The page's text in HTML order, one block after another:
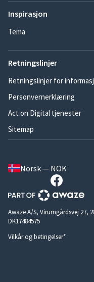
Inspirasjon
Tema
Retningslinjer
Retningslinjer for
Personvernerklæring
Act on Digital tjenester
Sitemap
Norsk — NOK
Awaze A/S, Virumgårdsvej 27,
DK17484575
Vilkår og betingelser*